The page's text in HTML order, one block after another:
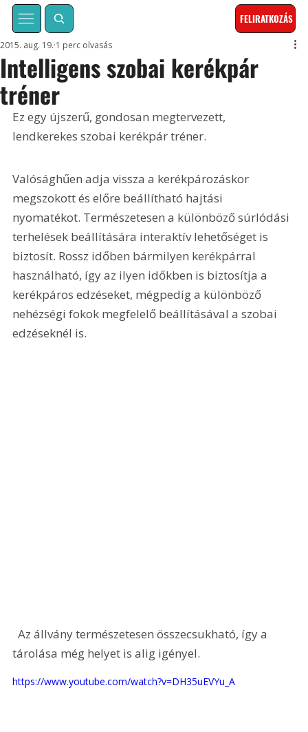
FELIRATKOZÁS
Intelligens szobai kerékpár
tréner
2015. aug. 19. 1 perc olvasás
Ez egy újszerű, gondosan megtervezett,
lendkerekes szobai kerékpár tréner.
Valósághűen adja vissza a kerékpározáskor
megszokott és előre beállítható hajtási
nyomatékot. Természetesen a különböző súrlódási
terhelések beállítására interaktív lehetőséget is
biztosít. Rossz időben bármilyen kerékpárral
használható, így az ilyen időkben is biztosítja a
kerékpáros edzéseket, mégpedig a különböző
nehézségi fokok megfelelő beállításával a szobai
edzéseknél is.
Az állvány természetesen összecsukható, így a
tárolása még helyet is alig igényel.
https://www.youtube.com/watch?v=DH35uEVYu_A